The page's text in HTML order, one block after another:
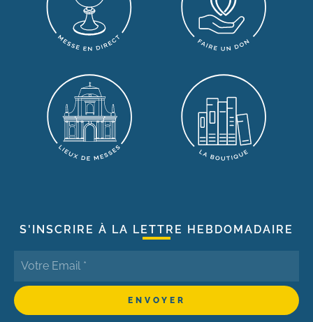
S'INSCRIRE À LA LETTRE HEBDOMADAIRE